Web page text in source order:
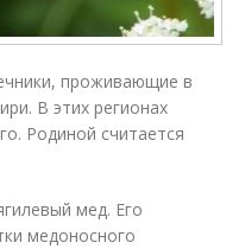
проживающие в
В этих регионах
Родиной считается
мед. Его
медоносного